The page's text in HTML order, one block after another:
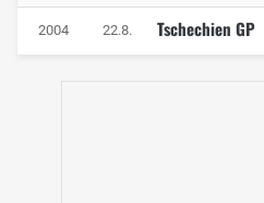
wartet noch auf einen Sieg in
2004 22.8. Tschechien GP